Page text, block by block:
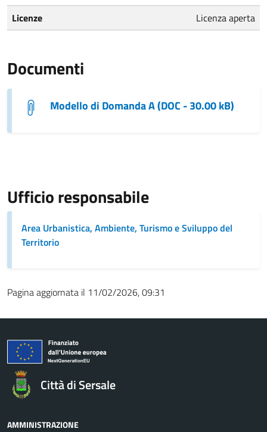
Licenze Licenza aperta
Documenti
Modello di Domanda A (DOC - 30.00 kB)
Ufficio responsabile
Area Urbanistica, Ambiente, Turismo e Sviluppo del
Territorio
Pagina aggiornata il 11/02/2026, 09:31
Città di Sersale
AMMINISTRAZIONE